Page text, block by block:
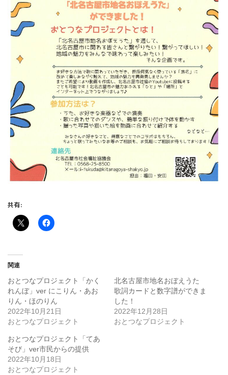
共有:
関連
おとつなプロジェクト「かく
れんぼ」ver にこりん・あお
りん・ほのりん
2022年10月21日
おとつなプロジェクト
北名古屋市地名おぼえうた
歌詞カードと数字譜ができま
した！
2022年12月28日
おとつなプロジェクト
おとつなプロジェクト「てあ
そび」ver市民からの提供
2022年10月18日
おとつなプロジェクト